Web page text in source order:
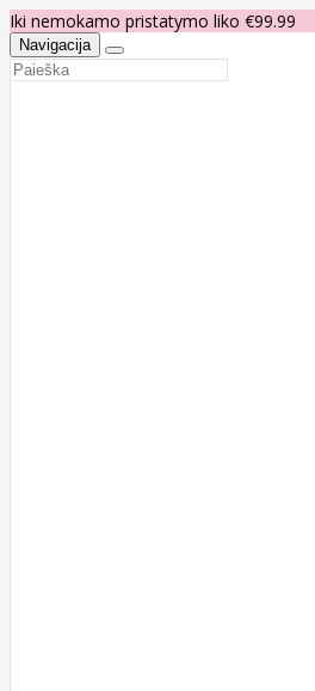
Iki nemokamo pristatymo liko €99.99
Navigacija